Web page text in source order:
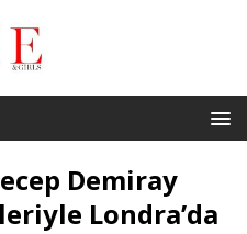
Demiray
Londra’da